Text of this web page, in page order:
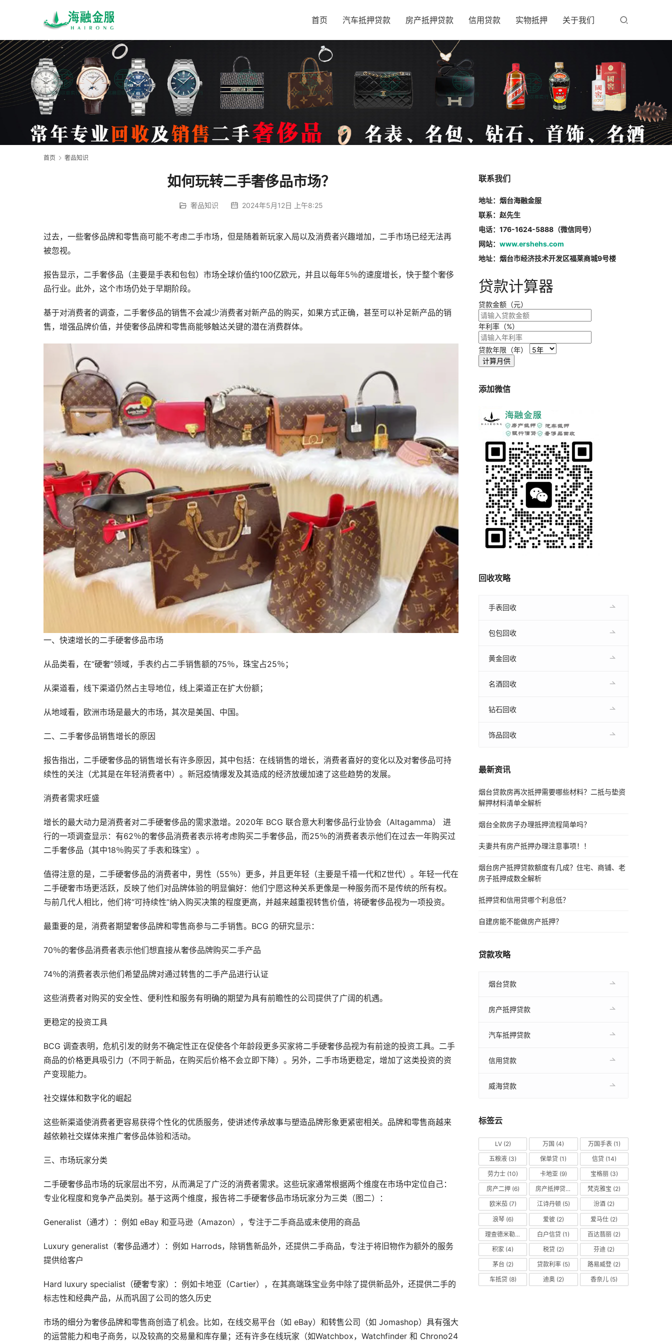
首页 汽车抵押贷款 房产抵押贷款 信用贷款 实物抵押 关于我们
首页 奢品知识
如何玩转二手奢侈品市场？
奢品知识 2024年5月12日 上午8:25
过去，一些奢侈品牌和零售商可能不考虑二手市场，但是随着新玩家入局以及消费者兴趣增加，二手市场已经无法再
被忽视。
报告显示，二手奢侈品（主要是手表和包包）市场全球价值约100亿欧元，并且以每年5％的速度增长，快于整个奢侈
品行业。此外，这个市场仍处于早期阶段。
基于对消费者的调查，二手奢侈品的销售不会减少消费者对新产品的购买，如果方式正确，甚至可以补足新产品的销
售，增强品牌价值，并使奢侈品牌和零售商能够触达关键的潜在消费群体。
一、快速增长的二手硬奢侈品市场
从品类看，在“硬奢”领域，手表约占二手销售额的75％，珠宝占25％；
从渠道看，线下渠道仍然占主导地位，线上渠道正在扩大份额；
从地域看，欧洲市场是最大的市场，其次是美国、中国。
二、二手奢侈品销售增长的原因
报告指出，二手硬奢侈品的销售增长有许多原因，其中包括：在线销售的增长，消费者喜好的变化以及对奢侈品可持
续性的关注（尤其是在年轻消费者中）。新冠疫情爆发及其造成的经济放缓加速了这些趋势的发展。
消费者需求旺盛
增长的最大动力是消费者对二手硬奢侈品的需求激增。2020年 BCG 联合意大利奢侈品行业协会（Altagamma） 进
行的一项调查显示：有62％的奢侈品消费者表示将考虑购买二手奢侈品，而25％的消费者表示他们在过去一年购买过
二手奢侈品（其中18％购买了手表和珠宝）。
值得注意的是，二手硬奢侈品的消费者中，男性（55％）更多，并且更年轻（主要是千禧一代和Z世代）。年轻一代在
二手硬奢市场更活跃，反映了他们对品牌体验的明显偏好：他们宁愿这种关系更像是一种服务而不是传统的所有权。
与前几代人相比，他们将“可持续性”纳入购买决策的程度更高，并越来越重视转售价值，将硬奢侈品视为一项投资。
最重要的是，消费者期望奢侈品牌和零售商参与二手销售。BCG 的研究显示：
70％的奢侈品消费者表示他们想直接从奢侈品牌购买二手产品
74％的消费者表示他们希望品牌对通过转售的二手产品进行认证
这些消费者对购买的安全性、便利性和服务有明确的期望为具有前瞻性的公司提供了广阔的机遇。
更稳定的投资工具
BCG 调查表明，危机引发的财务不确定性正在促使各个年龄段更多买家将二手硬奢侈品视为有前途的投资工具。二手
商品的价格更具吸引力（不同于新品，在购买后价格不会立即下降）。另外，二手市场更稳定，增加了这类投资的资
产变现能力。
社交媒体和数字化的崛起
这些新渠道使消费者更容易获得个性化的优质服务，使讲述传承故事与塑造品牌形象更紧密相关。品牌和零售商越来
越依赖社交媒体来推广奢侈品体验和活动。
三、市场玩家分类
二手硬奢侈品市场的玩家层出不穷，从而满足了广泛的消费者需求。这些玩家通常根据两个维度在市场中定位自己：
专业化程度和竞争产品类别。基于这两个维度，报告将二手硬奢侈品市场玩家分为三类（图二）：
Generalist（通才）：例如 eBay 和亚马逊（Amazon），专注于二手商品或未使用的商品
Luxury generalist（奢侈品通才）：例如 Harrods，除销售新品外，还提供二手商品，专注于将旧物作为额外的服务
提供给客户
Hard luxury specialist（硬奢专家）：例如卡地亚（Cartier），在其高端珠宝业务中除了提供新品外，还提供二手的
标志性和经典产品，从而巩固了公司的悠久历史
市场的细分为奢侈品牌和零售商创造了机会。比如，在线交易平台（如 eBay）和转售公司（如 Jomashop）具有强大
的运营能力和电子商务，以及较高的交易量和库存量；还有许多在线玩家（如Watchbox，Watchfinder 和 Chrono24
联系我们
地址：烟台海融金服
联系：赵先生
电话：176-1624-5888（微信同号）
网站： www.ershehs.com
地址：烟台市经济技术开发区福莱商城9号楼
贷款计算器
贷款金额（元）
年利率（%）
贷款年限（年）
计算月供
添加微信
回收攻略
手表回收
包包回收
黄金回收
名酒回收
钻石回收
饰品回收
最新资讯
烟台贷款房再次抵押需要哪些材料？二抵与垫资
解押材料清单全解析
烟台全款房子办理抵押流程简单吗？
夫妻共有房产抵押办理注意事项！！
烟台房产抵押贷款额度有几成？住宅、商铺、老
房子抵押成数全解析
抵押贷和信用贷哪个利息低？
自建房能不能做房产抵押？
贷款攻略
烟台贷款
房产抵押贷款
汽车抵押贷款
信用贷款
威海贷款
标签云
LV(2) 万国 (4) 万国手表(1)
五粮液 (3) 保单贷 (1) 信贷(14)
劳力士 (10) 卡地亚(9) 宝格丽(3)
房产二押(6) 房产抵押贷款 梵克雅宝 (2)
欧米茄(7) 江诗丹顿(5) 汾酒 (2)
浪琴(6) 爱彼 (2) 爱马仕 (2)
理查德米勒
(2) 白户信贷 (1) 百达翡丽 (2)
积家 (4) 税贷(2) 芬迪 (2)
茅台 (2) 贷款利率(5) 路易威登 (2)
车抵贷(8) 迪奥(2) 香奈儿 (5)